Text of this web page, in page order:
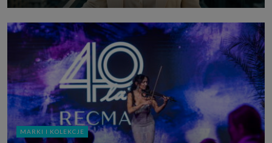
MARKI I KOLEKCJE